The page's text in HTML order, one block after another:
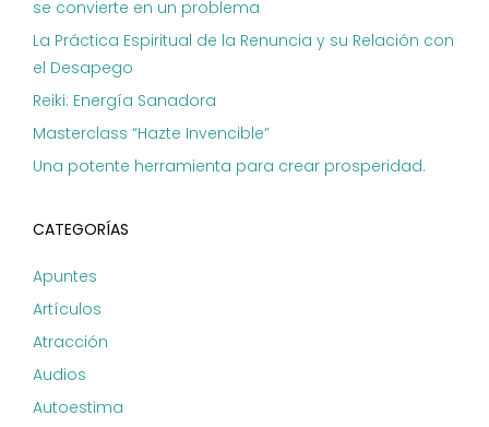
se convierte en un problema
La Práctica Espiritual de la Renuncia y su Relación con
el Desapego
Reiki: Energía Sanadora
Masterclass “Hazte Invencible”
Una potente herramienta para crear prosperidad.
CATEGORÍAS
Apuntes
Artículos
Atracción
Audios
Autoestima